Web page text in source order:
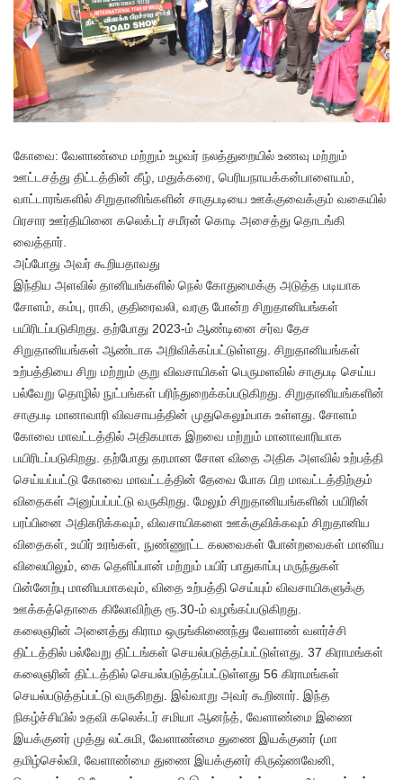
கோவை: வேளாண்மை மற்றும் உழவர் நலத்துறையில் உணவு மற்றும்
ஊட்டசத்து திட்டத்தின் கீழ், மதுக்கரை, பெரியநாயக்கன்பாளையம்,
வாட்டாரங்களில் சிறுதானிங்களின் சாகுபடியை ஊக்குவைக்கும் வகையில்
பிரசார ஊர்தியினை கலெக்டர் சமீரன் கொடி அசைத்து தொடங்கி
வைத்தார்.
அப்போது அவர் கூறியதாவது
இந்திய அளவில் தானியங்களில் நெல் கோதுமைக்கு அடுத்த படியாக
சோளம், கம்பு, ராகி, குதிரைவலி, வரகு போன்ற சிறுதானியங்கள்
பயிரிடப்படுகிறது. தற்போது 2023-ம் ஆண்டினை சர்வ தேச
சிறுதானியங்கள் ஆண்டாக அறிவிக்கப்பட்டுள்ளது. சிறுதானியங்கள்
உற்பத்தியை சிறு மற்றும் குறு விவசாயிகள் பெருமளவில் சாகுபடி செய்ய
பல்வேறு தொழில் நுட்பங்கள் பரிந்துறைக்கப்படுகிறது. சிறுதானியங்களின்
சாகுபடி மானாவாரி விவசாயத்தின் முதுகெலும்பாக உள்ளது. சோளம்
கோவை மாவட்டத்தில் அதிகமாக இறவை மற்றும் மானாவாரியாக
பயிரிடப்படுகிறது. தற்போது தரமான சோள விதை அதிக அளவில் உற்பத்தி
செய்யப்பட்டு கோவை மாவட்டத்தின் தேவை போக பிற மாவட்டத்திற்கும்
விதைகள் அனுப்பப்பட்டு வருகிறது. மேலும் சிறுதானியங்களின் பயிரின்
பரப்பினை அதிகரிக்கவும், விவசாயிகளை ஊக்குவிக்கவும் சிறுதானிய
விதைகள், உயிர் உரங்கள், நுண்ணூட்ட கலவைகள் போன்றவைகள் மானிய
விலையிலும், கை தெளிப்பான் மற்றும் பயிர் பாதுகாப்பு மருந்துகள்
பின்னேற்பு மானியமாகவும், விதை உற்பத்தி செய்யும் விவசாயிகளுக்கு
ஊக்கத்தொகை கிலோவிற்கு ரூ.30-ம் வழங்கப்படுகிறது.
கலைஞரின் அனைத்து கிராம ஒருங்கிணைந்து வேளாண் வளர்ச்சி
திட்டத்தில் பல்வேறு திட்டங்கள் செயல்படுத்தப்பட்டுள்ளது. 37 கிராமங்கள்
கலைஞரின் திட்டத்தில் செயல்படுத்தப்பட்டுள்ளது 56 கிராமங்கள்
செயல்படுத்தப்பட்டு வருகிறது. இவ்வாறு அவர் கூறினார். இந்த
நிகழ்ச்சியில் உதவி கலெக்டர் சமியா ஆனந்த், வேளாண்மை இணை
இயக்குனர் முத்து லட்சுமி, வேளாண்மை துணை இயக்குனர் (மா
தமிழ்செல்வி, வேளாண்மை துணை இயக்குனர் கிருஷ்ணவேனி,